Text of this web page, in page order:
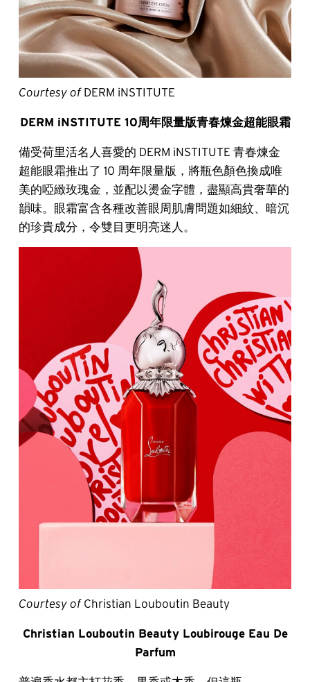
Courtesy of DERM iNSTITUTE
DERM iNSTITUTE 10周年限量版青春煉金超能眼霜
備受荷里活名人喜愛的 DERM iNSTITUTE 青春煉金
超能眼霜推出了 10 周年限量版，將瓶色顏色換成唯
美的啞緻玫瑰金，並配以燙金字體，盡顯高貴奢華的
韻味。眼霜富含各種改善眼周肌膚問題如細紋、暗沉
的珍貴成分，令雙目更明亮迷人。
Courtesy of Christian Louboutin Beauty
Christian Louboutin Beauty Loubirouge Eau De
Parfum